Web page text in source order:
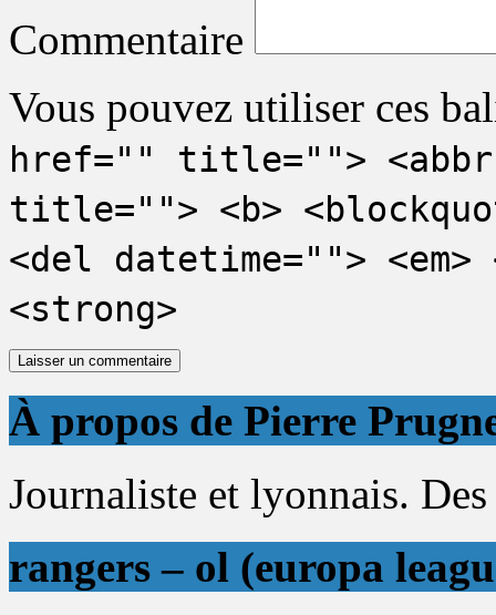
Commentaire
Vous pouvez utiliser ces
href="" title="">
title=""> <b>
<del datetime="">
<strong>
À propos de Pierre
Journaliste et lyonnais.
rangers – ol (europa